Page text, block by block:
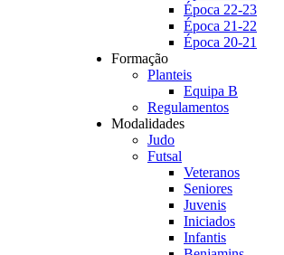
Época 22-23
Época 21-22
Época 20-21
Formação
Planteis
Equipa B
Regulamentos
Modalidades
Judo
Futsal
Veteranos
Seniores
Juvenis
Iniciados
Infantis